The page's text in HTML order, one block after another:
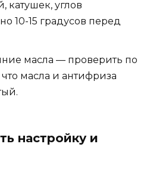
катушек, углов
10-15 градусов перед
масла — проверить по
масла и антифриза
настройку и